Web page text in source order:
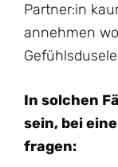
Partner:in
annehmen
In solchen
sein, bei
fragen: